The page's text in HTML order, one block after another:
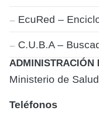
EcuRed –
C.U.B.A –
ADMINISTRACIÓN
Ministerio de
Teléfonos